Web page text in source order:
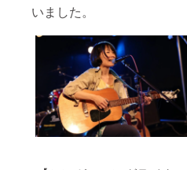
いました。